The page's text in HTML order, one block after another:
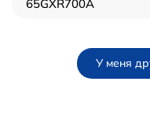
65GXR700A
У меня